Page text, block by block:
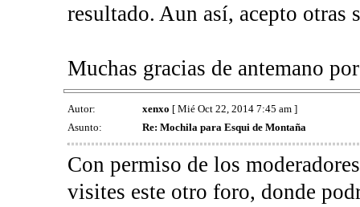
resultado. Aun así, acepto otras
Muchas gracias de antemano
Autor: xenxo [ Mié Oct 22, 2014 7:45 am ]
Asunto:
Re: Mochila para Esqui de Montaña
Con permiso de los
visites este otro foro, donde